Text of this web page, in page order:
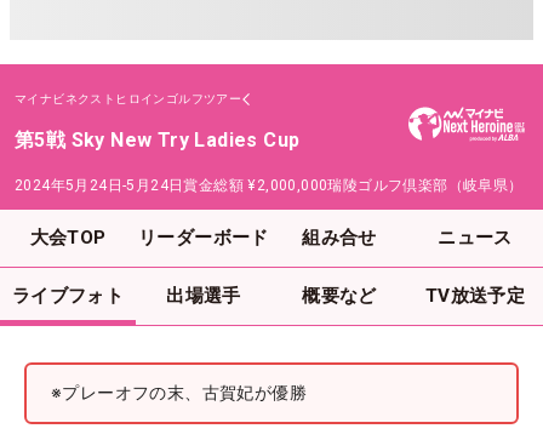
マイナビネクストヒロインゴルフツアー
第5戦 Sky New Try Ladies Cup
2024年5月24日-5月24日賞金総額 ¥2,000,000瑞陵ゴルフ倶楽部（岐阜県）
大会TOP リーダーボード 組み合せ ニュース
ライブフォト 出場選手 概要など TV放送予定
※プレーオフの末、古賀妃が優勝